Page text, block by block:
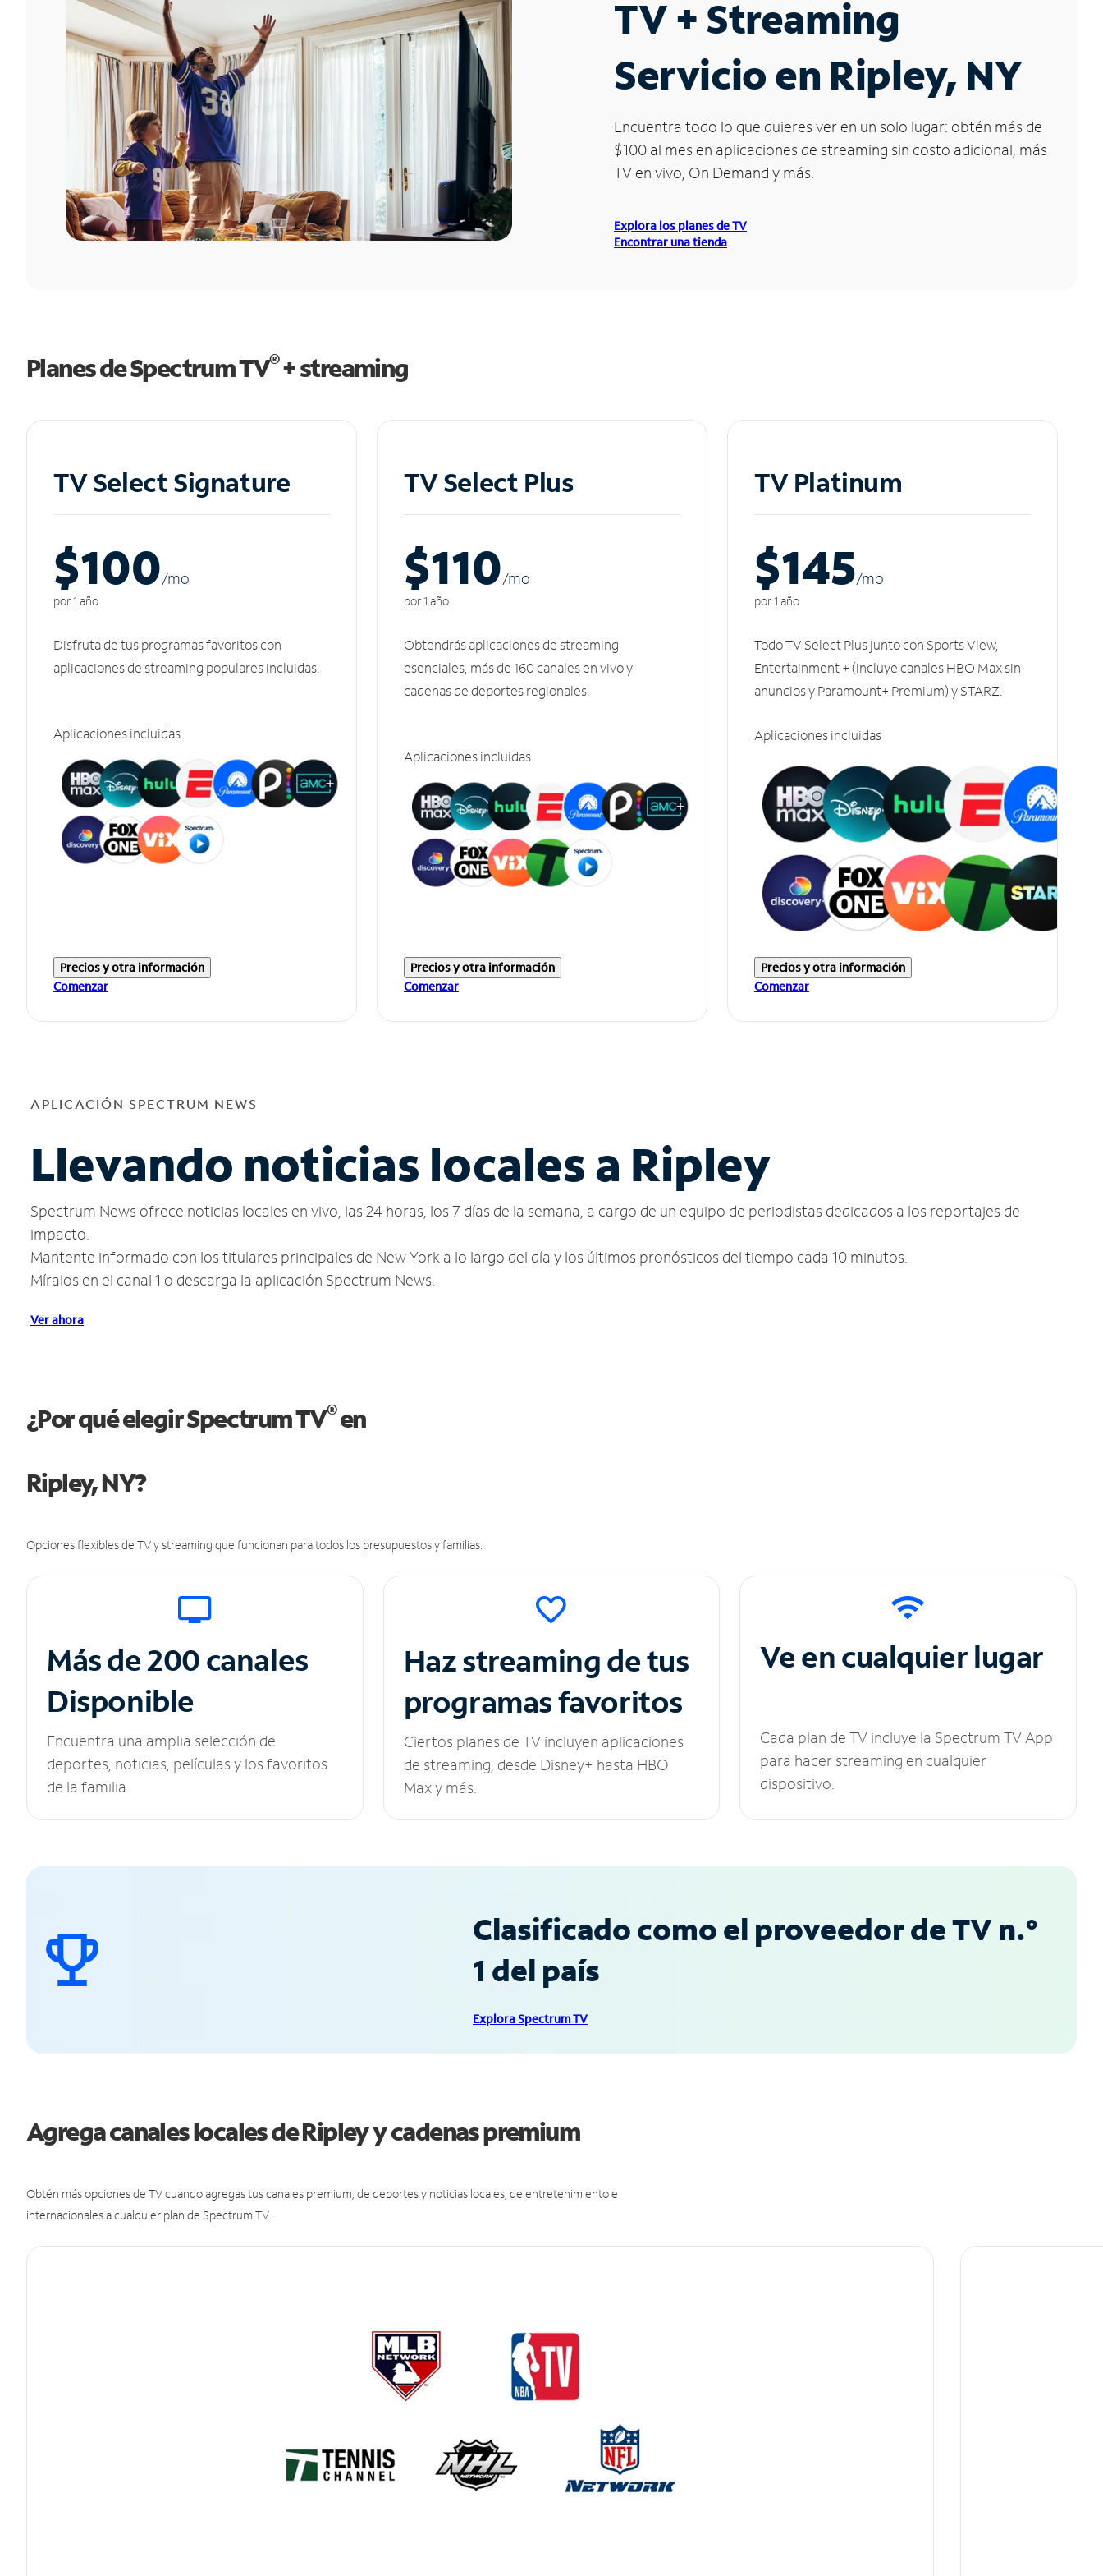
TV + Streaming
Servicio en Ripley, NY
Encuentra todo lo que quieres ver en un solo lugar: obtén más de
$100 al mes en aplicaciones de streaming sin costo adicional, más
TV en vivo, On Demand y más.
Explora los planes de TV
Encontrar una tienda
Planes de Spectrum TV®+ streaming
TV Select Signature
$100/mo
por 1 año
Disfruta de tus programas favoritos con
aplicaciones de streaming populares incluidas.
Aplicaciones incluidas
Precios y otra información
Comenzar
TV Select Plus
$110/mo
por 1 año
Obtendrás aplicaciones de streaming
esenciales, más de 160 canales en vivo y
cadenas de deportes regionales.
Aplicaciones incluidas
Precios y otra información
Comenzar
TV Platinum
$145/mo
por 1 año
Todo TV Select Plus junto con Sports View,
Entertainment + (incluye canales HBO Max sin
anuncios y Paramount+ Premium) y STARZ.
Aplicaciones incluidas
Precios y otra información
Comenzar
APLICACIÓN SPECTRUM NEWS
Llevando noticias locales a Ripley
Spectrum News ofrece noticias locales en vivo, las 24 horas, los 7 días de la semana, a cargo de un equipo de periodistas dedicados a los reportajes de
impacto.
Mantente informado con los titulares principales de New York a lo largo del día y los últimos pronósticos del tiempo cada 10 minutos.
Míralos en el canal 1 o descarga la aplicación Spectrum News.
Ver ahora
¿Por qué elegir Spectrum TV®en
Ripley, NY?
Opciones flexibles de TV y streaming que funcionan para todos los presupuestos y familias.
Más de 200 canales
Disponible
Encuentra una amplia selección de
deportes, noticias, películas y los favoritos
de la familia.
Haz streaming de tus
programas favoritos
Ciertos planes de TV incluyen aplicaciones
de streaming, desde Disney+ hasta HBO
Max y más.
Ve en cualquier lugar
Cada plan de TV incluye la Spectrum TV App
para hacer streaming en cualquier
dispositivo.
Clasificado como el proveedor de TV n.°
1 del país
Explora Spectrum TV
Agrega canales locales de Ripley y cadenas premium
Obtén más opciones de TV cuando agregas tus canales premium, de deportes y noticias locales, de entretenimiento e
internacionales a cualquier plan de Spectrum TV.